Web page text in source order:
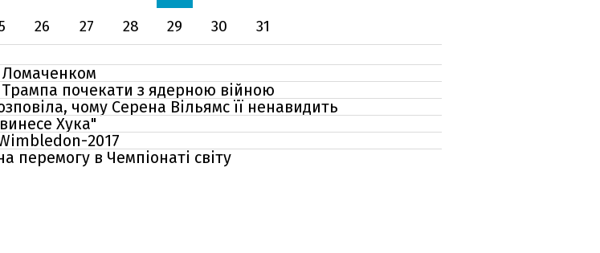
26 27 28 29 30 31
Ломаченком
почекати з ядерною війною
чому Серена Вільямс її ненавидить
Хука"
2017
перемогу в Чемпіонаті світу